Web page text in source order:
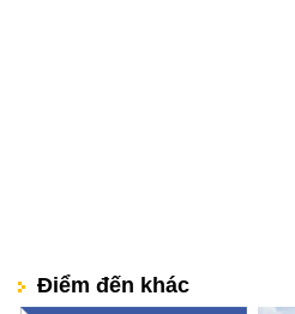
Điểm đến khác